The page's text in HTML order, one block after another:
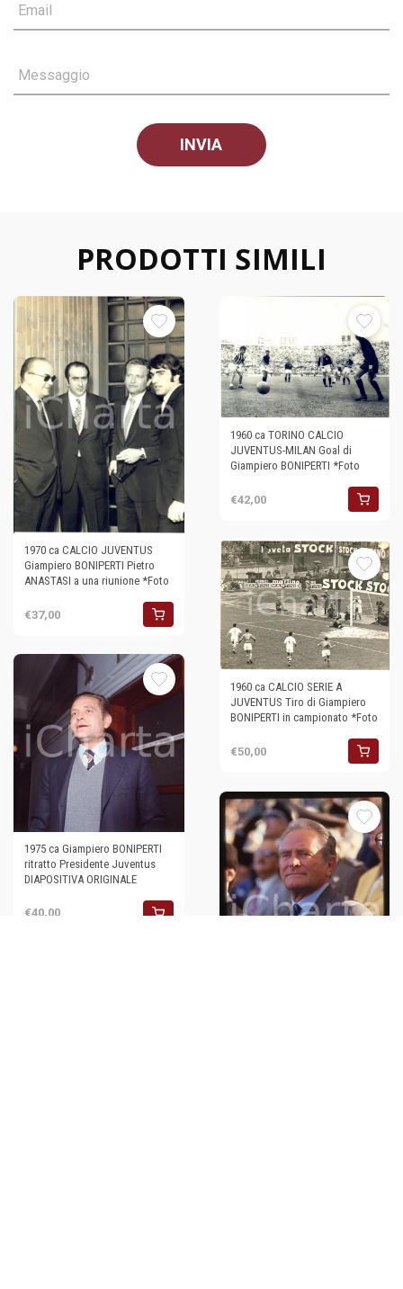
Email
Messaggio
PRODOTTI SIMILI
1970 ca CALCIO JUVENTUS
Giampiero BONIPERTI Pietro
ANASTASI a una riunione *Foto
€37,00
1960 ca TORINO CALCIO
JUVENTUS-MILAN Goal di
Giampiero BONIPERTI *Foto
€42,00
1960 ca CALCIO SERIE A
JUVENTUS Tiro di Giampiero
BONIPERTI in campionato *Foto
€50,00
1975 ca Giampiero BONIPERTI
ritratto Presidente Juventus
DIAPOSITIVA ORIGINALE
€40,00